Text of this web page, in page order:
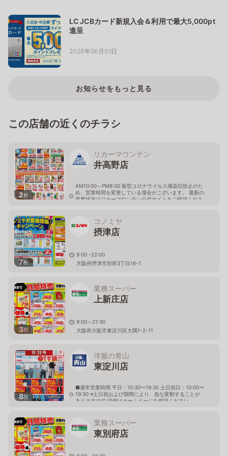
LC JCBカード新規入会＆利用で最大5,000pt
進呈
2026年06月01日
お知らせをもっと見る
この店舗の近くのチラシ
2枚
リカーマウンテン
井高野店
AM10:00～PM8:00 新型コロナウイルス感染症防止のた
め、営業時間を変更している場合がございます。 最新の
営業状況はリカーマウンテン公式サイトをご確認くださ
7枚
コノミヤ
摂津店
9:00 -22:00
大阪府摂津市別府3丁目16-1
3枚
業務スーパー
上新庄店
9:00～21:30
大阪府大阪市東淀川区大隅1-2-11
8枚
洋服の青山
東淀川店
■通常営業時間 平日：10:30〜19:30 土日祝日：10:00〜
19:30 ※土日祝および期間により、急な変動することが
ありますので 詳細はホームページを確認ください
業務スーパー
東別府店